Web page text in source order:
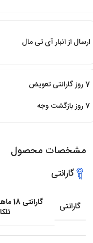
ارسال از انبار آی تی مال
7 روز گارانتی تعویض
7 روز بازگشت وجه
مشخصات محصول
گارانتی
گارانتی